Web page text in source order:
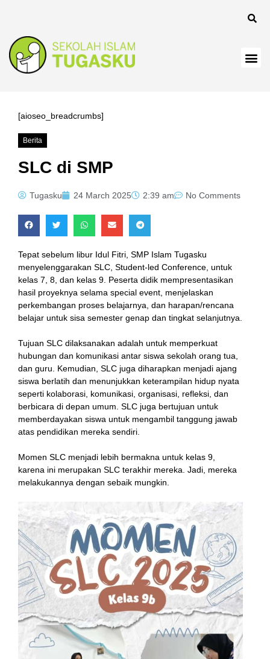
[aioseo_breadcrumbs]
Berita
SLC di SMP
Tugasku 24 March 2025 2:39 am No Comments
Tepat sebelum libur Idul Fitri, SMP Islam Tugasku
menyelenggarakan SLC, Student-led Conference, untuk
kelas 7, 8, dan kelas 9. Peserta didik mempresentasikan
hasil proyeknya selama special event, menjelaskan
perkembangan proses belajarnya, dan harapan/rencana
belajar untuk sisa semester genap dan tingkat selanjutnya.
Tujuan SLC dilaksanakan adalah untuk memperkuat
hubungan dan komunikasi antar siswa sekolah orang tua,
dan guru. Kemudian, SLC juga diharapkan menjadi ajang
siswa berlatih dan menunjukkan keterampilan hidup nyata
seperti kolaborasi, komunikasi, organisasi, refleksi, dan
berbicara di depan umum. SLC juga bertujuan untuk
memberdayakan siswa untuk mengambil tanggung jawab
atas pendidikan mereka sendiri.
Momen SLC menjadi lebih bermakna untuk kelas 9,
karena ini merupakan SLC terakhir mereka. Jadi, mereka
melakukannya dengan sebaik mungkin.